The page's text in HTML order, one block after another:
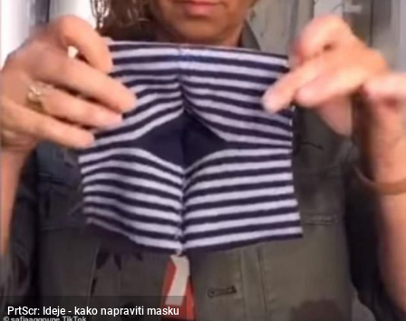
PrtScr: Ideje - kako napraviti masku